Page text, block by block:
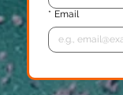
* Email